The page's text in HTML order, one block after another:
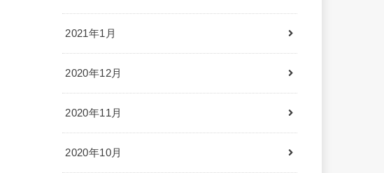
2021年1月
2020年12月
2020年11月
2020年10月